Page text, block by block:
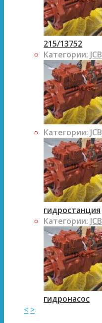
215/13752
Категории: JCB
Категории: JCB
гидростанция
Категории: JCB
гидронасос
< >